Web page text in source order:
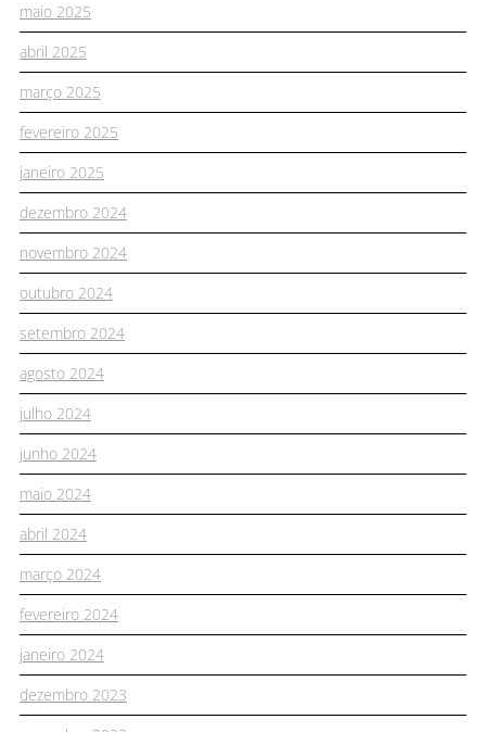
maio 2025
abril 2025
março 2025
fevereiro 2025
janeiro 2025
dezembro 2024
novembro 2024
outubro 2024
setembro 2024
agosto 2024
julho 2024
junho 2024
maio 2024
abril 2024
março 2024
fevereiro 2024
janeiro 2024
dezembro 2023